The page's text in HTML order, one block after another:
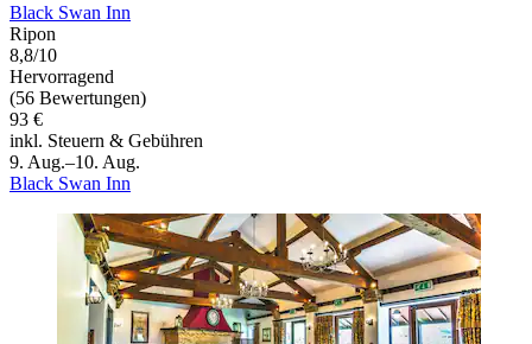
Black Swan Inn
Ripon
8,8/10
Hervorragend
(56 Bewertungen)
93 €
inkl. Steuern & Gebühren
9. Aug.–10. Aug.
Black Swan Inn